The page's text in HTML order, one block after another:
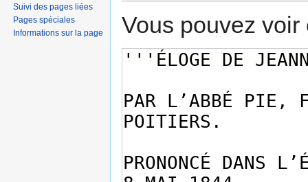
Vous pouvez
Suivi des pages liées
Pages spéciales
Informations sur la page